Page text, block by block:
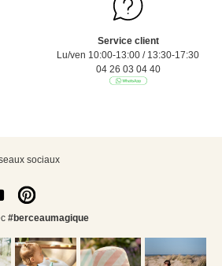
Service client
Lu/ven 10:00-13:00 / 13:30-17:30
04 26 03 04 40
sociaux
#berceaumagique